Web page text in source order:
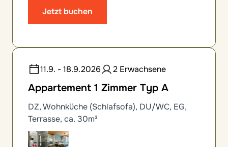
Jetzt buchen
11.9. - 18.9.2026 2 Erwachsene
Appartement 1 Zimmer Typ A
DZ, Wohnküche (Schlafsofa), DU/WC, EG,
Terrasse, ca. 30m²